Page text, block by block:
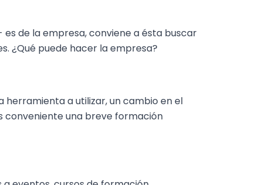
de la empresa, conviene a ésta buscar
¿Qué puede hacer la empresa?
herramienta a utilizar, un cambio en el
conveniente una breve formación